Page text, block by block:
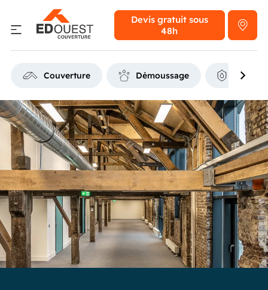
Devis gratuit sous
48h
Couverture Démoussage